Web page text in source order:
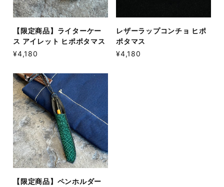
【限定商品】ライターケー
ス アイレット ヒポポタマス
¥4,180
レザーラップコンチョ ヒポ
ポタマス
¥4,180
【限定商品】ペンホルダー